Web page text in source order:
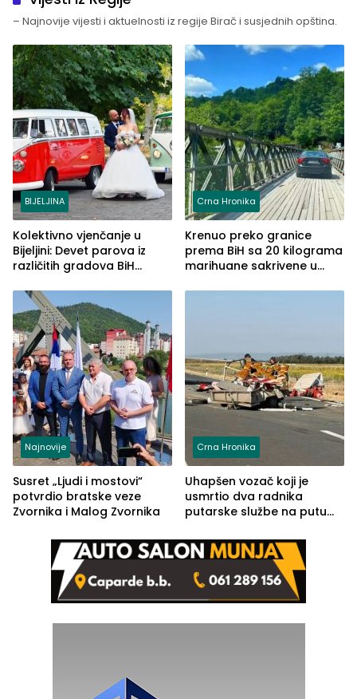
– Najnovije vijesti i aktuelnosti iz regije Birač i susjednih opština.
BIJELJINA
Kolektivno vjenčanje u
Bijeljini: Devet parova iz
različitih gradova BiH
Crna Hronika
Krenuo preko granice
prema BiH sa 20 kilograma
marihuane sakrivene u
Najnovije
Susret „Ljudi i mostovi“
potvrdio bratske veze
Zvornika i Malog Zvornika
Crna Hronika
Uhapšen vozač koji je
usmrtio dva radnika
putarske službe na putu
(FOTO)